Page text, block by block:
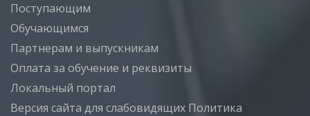
Поступающим
Обучающимся
Партнерам и выпускникам
Оплата за обучение и реквизиты
Локальный портал
Версия сайта для слабовидящих Политика